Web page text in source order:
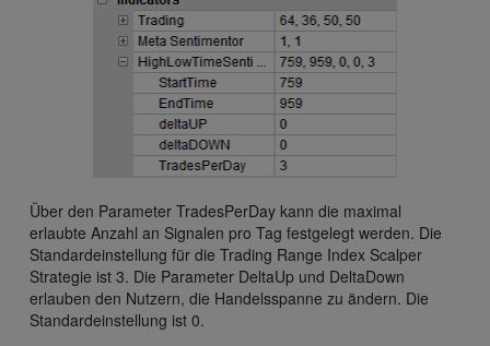
Über den Parameter TradesPerDay kann die maximal
erlaubte Anzahl an Signalen pro Tag festgelegt werden. Die
Standardeinstellung für die Trading Range Index Scalper
Strategie ist 3. Die Parameter DeltaUp und DeltaDown
erlauben den Nutzern, die Handelsspanne zu ändern. Die
Standardeinstellung ist 0.